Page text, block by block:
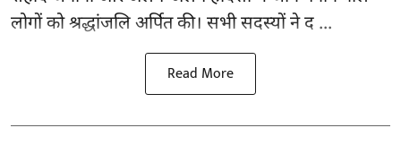
लोगों को श्रद्धांजलि अर्पित की। सभी सदस्यों ने द ...
Read More